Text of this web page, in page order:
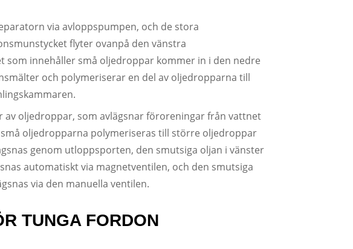
via avloppspumpen, och de stora
flyter ovanpå den vänstra
som innehåller små oljedroppar kommer in i den nedre
och polymeriserar en del av oljedropparna till
oljedroppar, som avlägsnar föroreningar från vattnet
oljedropparna polymeriseras till större oljedroppar
genom utloppsporten, den smutsiga oljan i vänster
automatiskt via magnetventilen, och den smutsiga
via den manuella ventilen.
TUNGA FORDON